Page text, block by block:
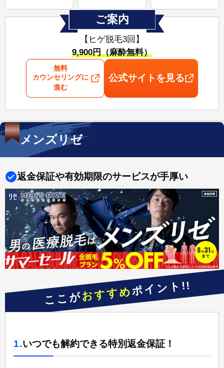
ご案内
【ヒゲ脱毛3回】
⁠9,900円（麻酔無料）
無料
カウンセリングに
進む
公式サイトを見る
メンズリゼ
返金保証や有効期限のサービスが手厚い
ここがおすすめポイント!!
1.いつでも解約できる特別返金保証！